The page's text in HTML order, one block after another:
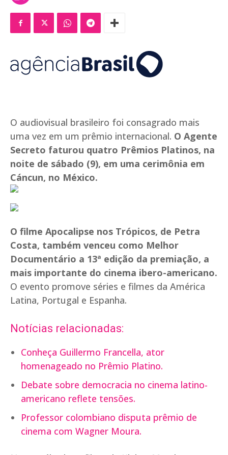
O audiovisual brasileiro foi consagrado mais
uma vez em um prêmio internacional. O Agente
Secreto faturou quatro Prêmios Platinos, na
noite de sábado (9), em uma cerimônia em
Cáncun, no México.
O filme Apocalipse nos Trópicos, de Petra
Costa, também venceu como Melhor
Documentário a 13ª edição da premiação, a
mais importante do cinema ibero-americano.
O evento promove séries e filmes da América
Latina, Portugal e Espanha.
Notícias relacionadas:
Conheça Guillermo Francella, ator
homenageado no Prêmio Platino.
Debate sobre democracia no cinema latino-
americano reflete tensões.
Professor colombiano disputa prêmio de
cinema com Wagner Moura.